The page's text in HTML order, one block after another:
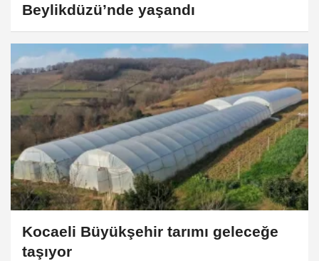
Beylikdüzü’nde yaşandı
Kocaeli Büyükşehir tarımı geleceğe
taşıyor